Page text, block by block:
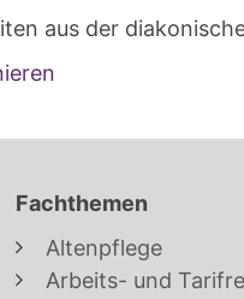
aus der
Fachthemen
Altenpflege
Arbeits- und